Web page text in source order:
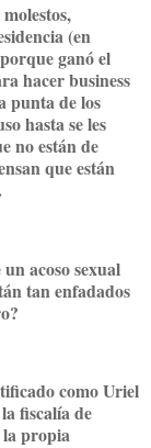
(en
ganó el
hacer business
punta de los
hasta se les
no están de
que están
acoso sexual
tan enfadados
como Uriel
fiscalía de
la propia